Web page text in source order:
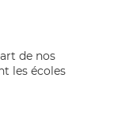
de nos
les écoles